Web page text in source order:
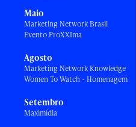
Maio
Marketing Network Brasil
Evento ProXXIma
Agosto
Marketing Network Knowledge
Women To Watch - Homenagem
Setembro
Maximídia